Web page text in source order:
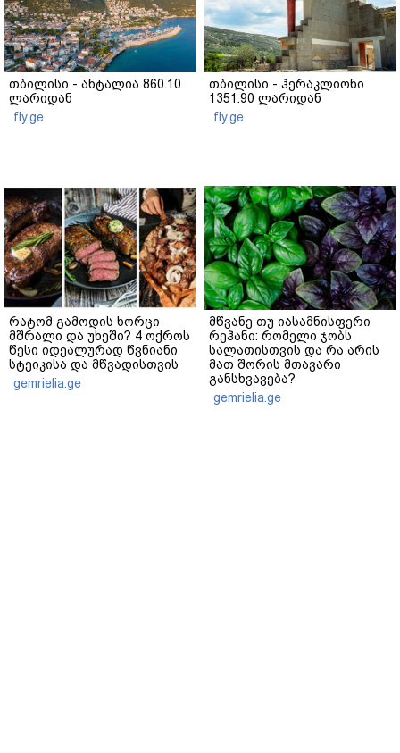
თბილისი - ანტალია 860.10
ლარიდან
fly.ge
თბილისი - ჰერაკლიონი
1351.90 ლარიდან
fly.ge
რატომ გამოდის ხორცი
მშრალი და უხეში? 4 ოქროს
წესი იდეალურად წვნიანი
სტეიკისა და მწვადისთვის
gemrielia.ge
მწვანე თუ იასამნისფერი
რეჰანი: რომელი ჯობს
სალათისთვის და რა არის
მათ შორის მთავარი
განსხვავება?
gemrielia.ge